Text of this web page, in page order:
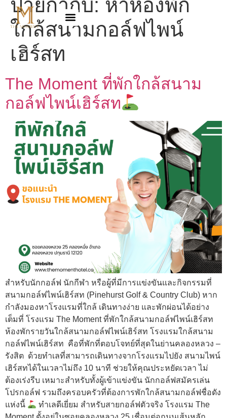
ป้ายกำกับ: หาห้องพัก
ใกล้สนามกอล์ฟไพน์
เฮิร์สท
The Moment ที่พักใกล้สนาม
กอล์ฟไพน์เฮิร์สท
สำหรับนักกอล์ฟ นักกีฬา หรือผู้ที่มีการแข่งขันและกิจกรรมที่
สนามกอล์ฟไพน์เฮิร์สท (Pinehurst Golf & Country Club) หาก
กำลังมองหาโรงแรมที่ใกล้ เดินทางง่าย และพักผ่อนได้อย่าง
เต็มที่ โรงแรม The Moment ที่พักใกล้สนามกอล์ฟไพน์เฮิร์สท
ห้องพักรายวันใกล้สนามกอล์ฟไพน์เฮิร์สท โรงแรมใกล้สนาม
กอล์ฟไพน์เฮิร์สท คือที่พักที่ตอบโจทย์ที่สุดในย่านคลองหลวง –
รังสิต ด้วยทำเลที่สามารถเดินทางจากโรงแรมไปยัง สนามไพน์
เฮิร์สทได้ในเวลาไม่ถึง 10 นาที ช่วยให้คุณประหยัดเวลา ไม่
ต้องเร่งรีบ เหมาะสำหรับทั้งผู้เข้าแข่งขัน นักกอล์ฟสมัครเล่น
โปรกอล์ฟ รวมถึงครอบครัวที่ต้องการพักใกล้สนามกอล์ฟชื่อดัง
แห่งนี้
ทำเลดีเยี่ยม สำหรับสายกอล์ฟตัวจริง โรงแรม The